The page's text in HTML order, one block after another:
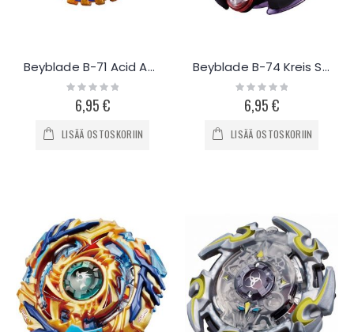
Beyblade B-71 Acid Anubis
Rating:
0%6,95 €
LISÄÄ OSTOSKORIIN
Beyblade B-74 Kreis Satan
Rating:
0%6,95 €
LISÄÄ OSTOSKORIIN